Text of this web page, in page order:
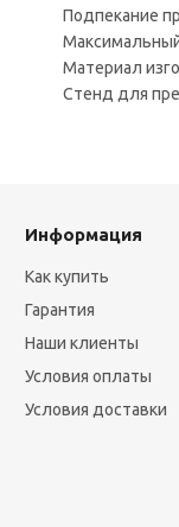
Подпекание
Материал
Стенд для
Информация
Как купить
Гарантия
Наши клиенты
Условия оплаты
Условия доставки